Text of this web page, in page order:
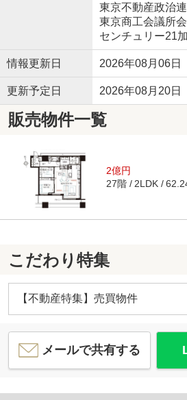
東京不動産政治
東京商工会議所
センチュリー21
情報更新日 2026年08月06日
更新予定日 2026年08月20日
販売物件一覧
2億円
27階 2LDK
こだわり特集
【不動産特集】売買物件
メールで共有する